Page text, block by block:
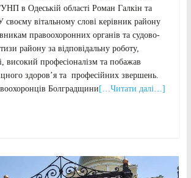
в Одеській області Роман Галкін та
своєму вітальному слові керівник району
правоохоронних органів та судово-
району за відповідальну роботу,
високий професіоналізм та побажав
здоров’я та професійних звершень.
Болградщини […Читати далі…]